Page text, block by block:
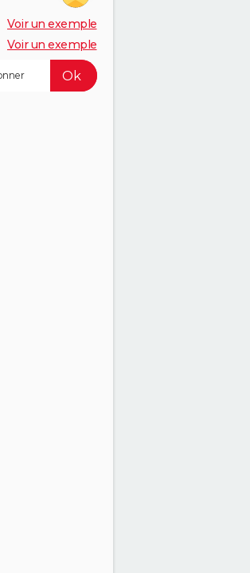
Voir un exemple
Voir un exemple